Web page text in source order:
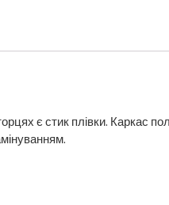
є стик плівки. Каркас